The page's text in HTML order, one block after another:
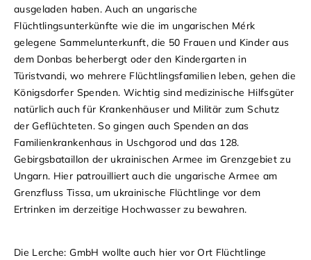
ausgeladen haben. Auch an ungarische
Flüchtlingsunterkünfte wie die im ungarischen Mérk
gelegene Sammelunterkunft, die 50 Frauen und Kinder aus
dem Donbas beherbergt oder den Kindergarten in
Türistvandi, wo mehrere Flüchtlingsfamilien leben, gehen die
Königsdorfer Spenden. Wichtig sind medizinische Hilfsgüter
natürlich auch für Krankenhäuser und Militär zum Schutz
der Geflüchteten. So gingen auch Spenden an das
Familienkrankenhaus in Uschgorod und das 128.
Gebirgsbataillon der ukrainischen Armee im Grenzgebiet zu
Ungarn. Hier patrouilliert auch die ungarische Armee am
Grenzfluss Tissa, um ukrainische Flüchtlinge vor dem
Ertrinken im derzeitige Hochwasser zu bewahren.
Die Lerche: GmbH wollte auch hier vor Ort Flüchtlinge